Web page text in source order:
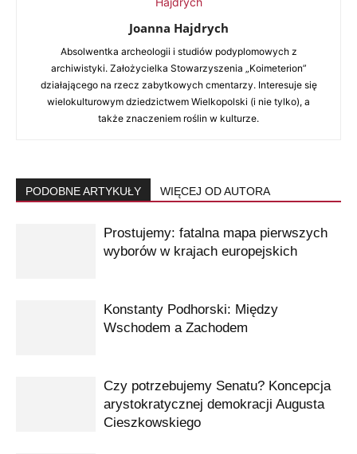
Joanna Hajdrych
Absolwentka archeologii i studiów podyplomowych z
archiwistyki. Założycielka Stowarzyszenia „Koimeterion”
działającego na rzecz zabytkowych cmentarzy. Interesuje się
wielokulturowym dziedzictwem Wielkopolski (i nie tylko), a
także znaczeniem roślin w kulturze.
PODOBNE ARTYKUŁY WIĘCEJ OD AUTORA
Prostujemy: fatalna mapa pierwszych
wyborów w krajach europejskich
Konstanty Podhorski: Między
Wschodem a Zachodem
Czy potrzebujemy Senatu? Koncepcja
arystokratycznej demokracji Augusta
Cieszkowskiego